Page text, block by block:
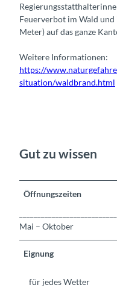
Feuerverbot im Wald
Meter) auf das ganze
Weitere Informationen:
https://
situation/waldbrand.html
Gut zu wissen
Öffnungszeiten
Mai – Oktober
Eignung
für jedes Wetter